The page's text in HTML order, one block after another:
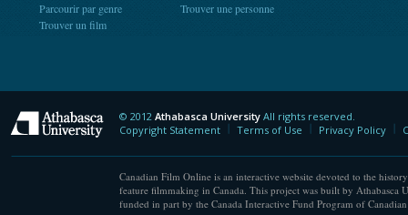
Parcourir par genre
Trouver un film
Trouver une personne
Athabasca University
© 2012 Athabasca University All rights reserved.
Copyright Statement
Terms of Use Privacy Policy
Canadian Film Online is an interactive website devoted to the
feature filmmaking in Canada. This project was built by Athabasca
funded in part by the Canada Interactive Fund Program of